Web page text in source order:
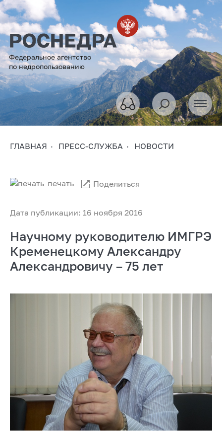
Федеральное агентство
по недропользованию
ГЛАВНАЯ ПРЕСС-СЛУЖБА НОВОСТИ
Дата публикации: 16 ноября 2016
печать Поделиться
Научному руководителю ИМГРЭ
Кременецкому Александру
Александровичу – 75 лет